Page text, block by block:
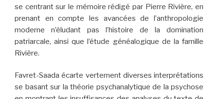
se centrant sur le mémoire rédigé par Pierre Rivière, en
prenant en compte les avancées de l’anthropologie
moderne n’éludant pas l’histoire de la domination
patriarcale, ainsi que l’étude généalogique de la famille
Rivière.
Favret-Saada écarte vertement diverses interprétations
se basant sur la théorie psychanalytique de la psychose